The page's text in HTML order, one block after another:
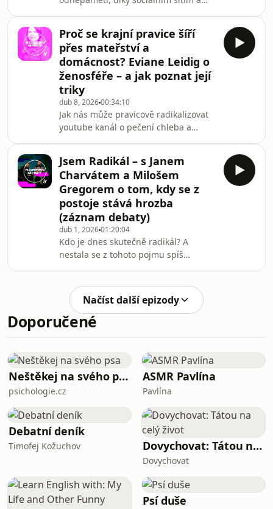
o jednotlivé dezinformace, ale o
promyšlené strategie, které mají za cíl
ovlivnit veřejné mínění, oslabit důvěru
v instituce a rozdělovat společnost.
Hybridní hrozby se tak dostanou
přímo na displeje našich telefonů a
do našich obýváků a je stále složitější
Proč se krajní pravice šíří
přes mateřství a
domácnost? Eviane Leidig o
ženosféře – a jak poznat její
triky
dub 8, 202600:34:10
Jak nás může pravicově radikalizovat
youtube kanál o pečení chleba a
a online komunit, které propojují péči
o tělo, mateřství, domácnost, vztahy a
duchovní proměnu s
ultrakonzervativními a krajně
pravicovými představami o světě. Jde
o zdánlivě nevinný obsah, který
slibuje klid, řád a návrat k
přirozenosti. Ve skutečnosti ale
Jsem Radikál – s Janem
Charvátem a Milošem
Gregorem o tom, kdy se z
postoje stává hrozba
(záznam debaty)
dub 1, 202601:20:04
Kdo je dnes skutečně radikál? A
nestala se z tohoto pojmu spíš
nechceme o jejich postojích
debatovat? Radikalizace a prohlubující
se rozdělení společnosti na stále
vyhraněnější názorové skupiny přitom
naopak spojovat a vést k větší ochotě
si naslouchat. Růst extremismu a
politického násilí pozoruje
Načíst další epizody
Doporučené
Neštěkej na svého psa
psichologie.cz
ASMR Pavlína
Pavlína
Debatní deník
Timofej Kožuchov Dovychovat: Tátou na celý život
Dovychovat
Psí duše